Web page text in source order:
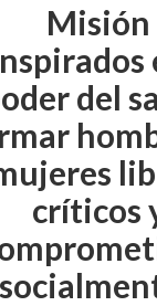
Misión
del
críticos